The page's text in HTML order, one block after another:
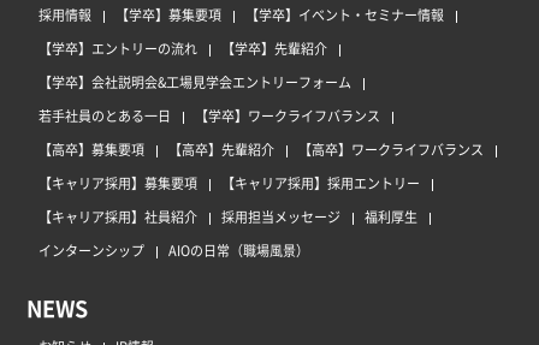
採用情報 【学卒】募集要項
【学卒】イベント・セミナー情報
【学卒】エントリーの流れ
【学卒】先輩紹介
【学卒】会社説明会&工場見学会エントリーフォーム
若手社員のとある一日
【学卒】ワークライフバランス
【高卒】募集要項
【高卒】先輩紹介
【高卒】ワークライフバランス
【キャリア採用】募集要項
【キャリア採用】採用エントリー
【キャリア採用】社員紹介
採用担当メッセージ
福利厚生
インターンシップ
AIOの日常（職場風景）
NEWS